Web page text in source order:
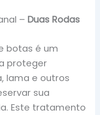
– Duas Rodas
botas é um
proteger
lama e outros
sua
Este tratamento